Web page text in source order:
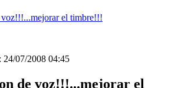
voz!!!...mejorar el timbre!!!
24/07/2008 04:45
de voz!!!...mejorar el